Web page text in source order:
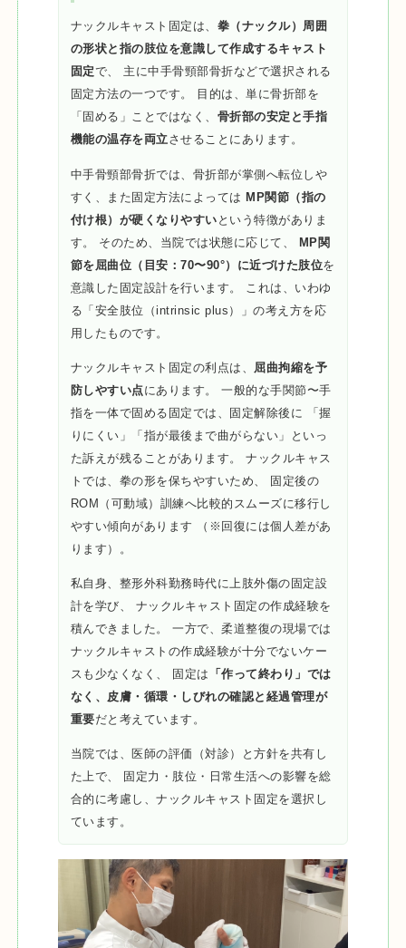
ナックルキャスト固定は、 拳（ナックル）周囲
の形状と指の肢位を意識して作成するキャスト
固定で、 主に中手骨頸部骨折などで選択される
固定方法の一つです。 目的は、単に骨折部を
「固める」ことではなく、 骨折部の安定と手指
機能の温存を両立させることにあります。
中手骨頸部骨折では、骨折部が掌側へ転位しや
すく、また固定方法によってはMP関節（指の
付け根）が硬くなりやすい という特徴がありま
す。 そのため、当院では状態に応じて、 MP関
節を屈曲位（目安：70〜90°）に近づけた肢位を
意識した固定設計を行います。 これは、いわゆ
る「安全肢位（intrinsic plus）」の考え方を応
用したものです。
ナックルキャスト固定の利点は、
屈曲拘縮を予
防しやすい点にあります。 一般的な手関節〜手
指を一体で固める固定では、固定解除後に 「握
りにくい」「指が最後まで曲がらない」といっ
た訴えが残ることがあります。 ナックルキャス
トでは、拳の形を保ちやすいため、 固定後の
ROM（可動域）訓練へ比較的スムーズに移行し
やすい傾向があります （※回復には個人差があ
ります）。
私自身、整形外科勤務時代に上肢外傷の固定設
計を学び、 ナックルキャスト固定の作成経験を
積んできました。 一方で、柔道整復の現場では
ナックルキャストの作成経験が十分でないケー
スも少なくなく、 固定は 「作って終わり」では
なく、皮膚・循環・しびれの確認と経過管理が
重要だと考えています。
当院では、医師の評価（対診）と方針を共有し
た上で、 固定力・肢位・日常生活への影響を総
合的に考慮し、ナックルキャスト固定を選択し
ています。